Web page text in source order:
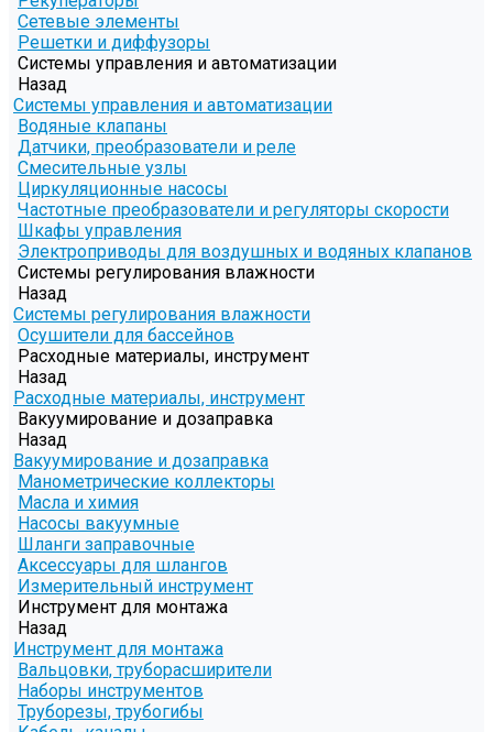
Сетевые элементы
Решетки и диффузоры
Системы управления и автоматизации
Назад
Системы управления и автоматизации
Водяные клапаны
Датчики, преобразователи и реле
Смесительные узлы
Циркуляционные насосы
Частотные преобразователи и регуляторы скорости
Шкафы управления
Электроприводы для воздушных и водяных клапанов
Системы регулирования влажности
Назад
Системы регулирования влажности
Осушители для бассейнов
Расходные материалы, инструмент
Назад
Расходные материалы, инструмент
Вакуумирование и дозаправка
Назад
Вакуумирование и дозаправка
Манометрические коллекторы
Масла и химия
Насосы вакуумные
Шланги заправочные
Аксессуары для шлангов
Измерительный инструмент
Инструмент для монтажа
Назад
Инструмент для монтажа
Вальцовки, труборасширители
Наборы инструментов
Труборезы, трубогибы